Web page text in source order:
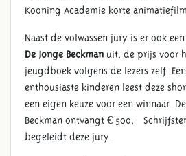
Kooning Academie korte
Naast de volwassen jury is er ook
De Jonge Beckman uit, de prijs voor
jeugdboek volgens de lezers zelf.
enthousiaste kinderen leest deze
een eigen keuze voor een winnaar.
Beckman ontvangt € 500,-
begeleidt deze jury.